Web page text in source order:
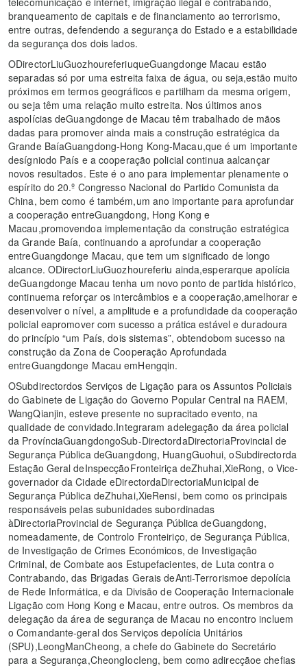
branqueamento de capitais e de financiamento ao terrorismo,
entre outras, defendendo a segurança do Estado e a estabilidade
da segurança dos dois lados.
ODirectorLiuGuozhoureferiuqueGuangdonge Macau estão
separadas só por uma estreita faixa de água, ou seja,estão muito
próximos em termos geográficos e partilham da mesma origem,
ou seja têm uma relação muito estreita. Nos últimos anos
aspolícias deGuangdonge de Macau têm trabalhado de mãos
dadas para promover ainda mais a construção estratégica da
Grande BaíaGuangdong-Hong Kong-Macau,que é um importante
desígniodo País e a cooperação policial continua aalcançar
novos resultados. Este é o ano para implementar plenamente o
espírito do 20.º Congresso Nacional do Partido Comunista da
China, bem como é também,um ano importante para aprofundar
a cooperação entreGuangdong, Hong Kong e
Macau,promovendoa implementação da construção estratégica
da Grande Baía, continuando a aprofundar a cooperação
entreGuangdonge Macau, que tem um significado de longo
alcance. ODirectorLiuGuozhoureferiu ainda,esperarque apolícia
deGuangdonge Macau tenha um novo ponto de partida histórico,
continuema reforçar os intercâmbios e a cooperação,amelhorar e
desenvolver o nível, a amplitude e a profundidade da cooperação
policial eapromover com sucesso a prática estável e duradoura
do princípio “um País, dois sistemas”, obtendobom sucesso na
construção da Zona de Cooperação Aprofundada
entreGuangdonge Macau emHengqin.
OSubdirectordos Serviços de Ligação para os Assuntos Policiais
do Gabinete de Ligação do Governo Popular Central na RAEM,
WangQianjin, esteve presente no supracitado evento, na
qualidade de convidado.Integraram adelegação da área policial
da ProvínciaGuangdongoSub-DirectordaDirectoriaProvincial de
Segurança Pública deGuangdong, HuangGuohui, oSubdirectorda
Estação Geral deInspecçãoFronteiriça deZhuhai,XieRong, o Vice-
governador da Cidade eDirectordaDirectoriaMunicipal de
Segurança Pública deZhuhai,XieRensi, bem como os principais
responsáveis pelas subunidades subordinadas
àDirectoriaProvincial de Segurança Pública deGuangdong,
nomeadamente, de Controlo Fronteiriço, de Segurança Pública,
de Investigação de Crimes Económicos, de Investigação
Criminal, de Combate aos Estupefacientes, de Luta contra o
Contrabando, das Brigadas Gerais deAnti-Terrorismoe depolícia
de Rede Informática, e da Divisão de Cooperação Internacionale
Ligação com Hong Kong e Macau, entre outros. Os membros da
delegação da área de segurança de Macau no encontro incluem
o Comandante-geral dos Serviços depolícia Unitários
(SPU),LeongManCheong, a chefe do Gabinete do Secretário
para a Segurança,CheongIocIeng, bem como adirecçãoe chefias